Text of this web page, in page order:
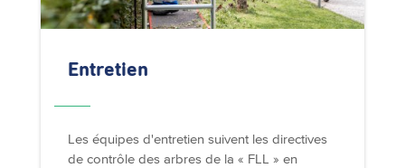
Entretien
Les équipes d'entretien suivent les directives
de contrôle des arbres de la « FLL » en